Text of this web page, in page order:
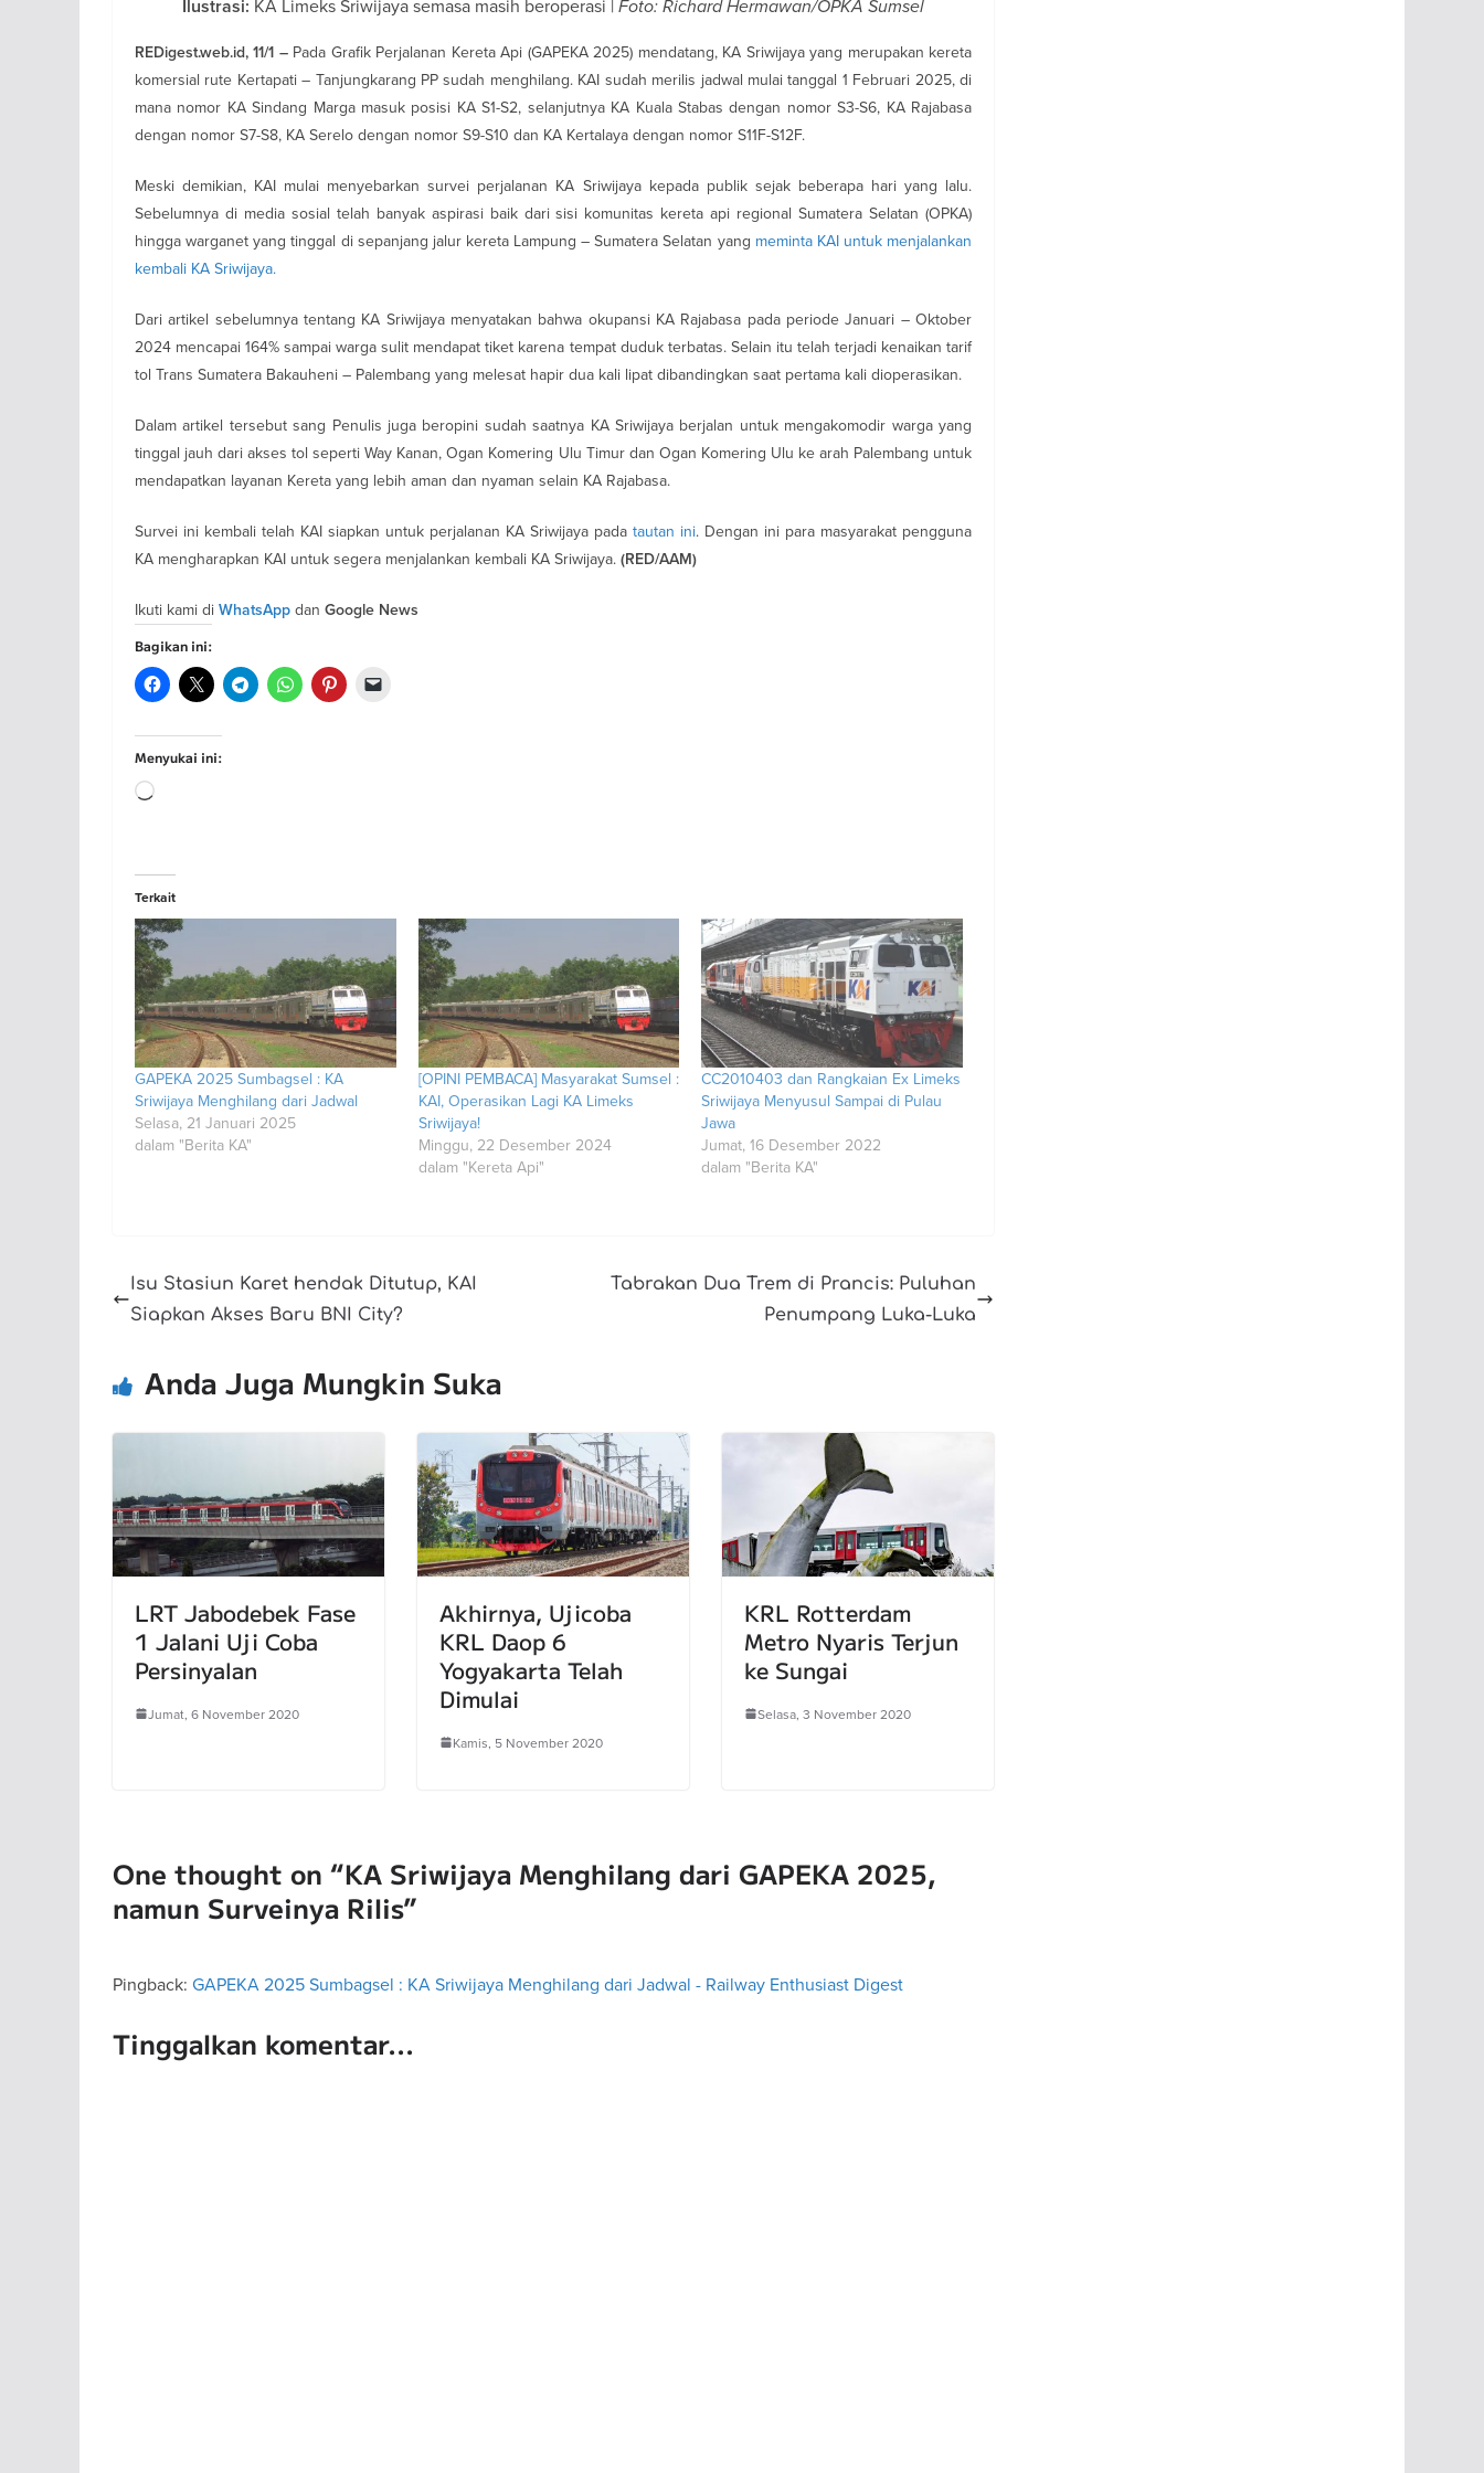
Ilustrasi: KA Limeks Sriwijaya semasa masih beroperasi | Foto: Richard Hermawan/OPKA Sumsel
REDigest.web.id, 11/1 –Pada Grafik Perjalanan Kereta Api (GAPEKA 2025) mendatang, KA Sriwijaya yang merupakan kereta
komersial rute Kertapati – Tanjungkarang PP sudah menghilang. KAI sudah merilis jadwal mulai tanggal 1 Februari 2025, di
mana nomor KA Sindang Marga masuk posisi KA S1-S2, selanjutnya KA Kuala Stabas dengan nomor S3-S6, KA Rajabasa
dengan nomor S7-S8, KA Serelo dengan nomor S9-S10 dan KA Kertalaya dengan nomor S11F-S12F.
Meski demikian, KAI mulai menyebarkan survei perjalanan KA Sriwijaya kepada publik sejak beberapa hari yang lalu.
Sebelumnya di media sosial telah banyak aspirasi baik dari sisi komunitas kereta api regional Sumatera Selatan (OPKA)
hingga warganet yang tinggal di sepanjang jalur kereta Lampung – Sumatera Selatan yang meminta KAI untuk menjalankan
kembali KA Sriwijaya.
Dari artikel sebelumnya tentang KA Sriwijaya menyatakan bahwa okupansi KA Rajabasa pada periode Januari – Oktober
2024 mencapai 164% sampai warga sulit mendapat tiket karena tempat duduk terbatas. Selain itu telah terjadi kenaikan tarif
tol Trans Sumatera Bakauheni – Palembang yang melesat hapir dua kali lipat dibandingkan saat pertama kali dioperasikan.
Dalam artikel tersebut sang Penulis juga beropini sudah saatnya KA Sriwijaya berjalan untuk mengakomodir warga yang
tinggal jauh dari akses tol seperti Way Kanan, Ogan Komering Ulu Timur dan Ogan Komering Ulu ke arah Palembang untuk
mendapatkan layanan Kereta yang lebih aman dan nyaman selain KA Rajabasa.
Survei ini kembali telah KAI siapkan untuk perjalanan KA Sriwijaya pada tautan ini. Dengan ini para masyarakat pengguna
KA mengharapkan KAI untuk segera menjalankan kembali KA Sriwijaya. (RED/AAM)
Ikuti kami di WhatsApp dan Google News
Bagikan ini:
Menyukai ini:
Memuat...
Terkait
GAPEKA 2025 Sumbagsel : KA
Sriwijaya Menghilang dari Jadwal
Selasa, 21 Januari 2025
dalam "Berita KA"
[OPINI PEMBACA] Masyarakat Sumsel :
KAI, Operasikan Lagi KA Limeks
Sriwijaya!
Minggu, 22 Desember 2024
dalam "Kereta Api"
CC2010403 dan Rangkaian Ex Limeks
Sriwijaya Menyusul Sampai di Pulau
Jawa
Jumat, 16 Desember 2022
dalam "Berita KA"
Isu Stasiun Karet hendak Ditutup, KAI
Siapkan Akses Baru BNI City?
Tabrakan Dua Trem di Prancis: Puluhan
Penumpang Luka-Luka
Anda Juga Mungkin Suka
LRT Jabodebek Fase
1 Jalani Uji Coba
Persinyalan
Jumat, 6 November 2020
Akhirnya, Ujicoba
KRL Daop 6
Yogyakarta Telah
Dimulai
Kamis, 5 November 2020
KRL Rotterdam
Metro Nyaris Terjun
ke Sungai
Selasa, 3 November 2020
One thought on “KA Sriwijaya Menghilang dari GAPEKA 2025,
namun Surveinya Rilis”
Pingback: GAPEKA 2025 Sumbagsel : KA Sriwijaya Menghilang dari Jadwal - Railway Enthusiast Digest
Tinggalkan komentar...